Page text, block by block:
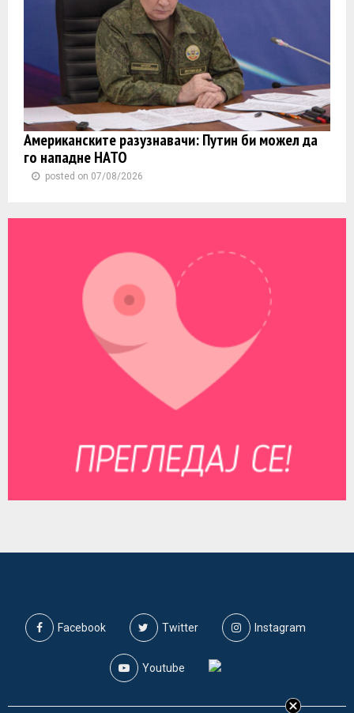
Американските разузнавачи: Путин би можел да
го нападне НАТО
posted on 07/08/2026
Facebook Twitter Instagram
Youtube